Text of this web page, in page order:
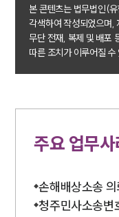
본 콘텐츠는 법무법인(
각색하여 작성되었으며,
무단 전재, 복제 및 배포
따른 조치가 이루어질 수
주요 업무사
손해배상소송
청주민사소송변